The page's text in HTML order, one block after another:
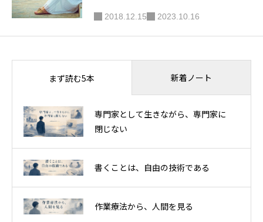
2018.12.15 2023.10.16
まず読む5本 新着ノート
専門家として生きながら、専門家に
閉じない
書くことは、自由の技術である
作業療法から、人間を見る